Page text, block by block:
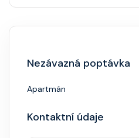
smoking.
Nezávazná poptávka
Apartmán
Kontaktní údaje